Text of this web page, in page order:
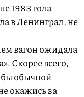
1983 года
в Ленинград, не
вагон ожидала
Скорее всего,
бы обычной
окажись за